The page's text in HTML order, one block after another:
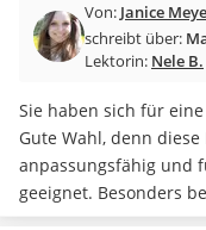
Ozongeneratoren
Akku-Tischlampe
Konferenzmikrofon
Klappmatratze
Duschkopf mit Kalkfilter
Aktenvernichter
Bettgitter
Spannbettlaken
Von: Janice
schreibt über:
Lektorin: Nele B.
Sie haben sich für
Gute Wahl, denn
anpassungsfähig und
geeignet. Besonders
Kaltschaummatratze